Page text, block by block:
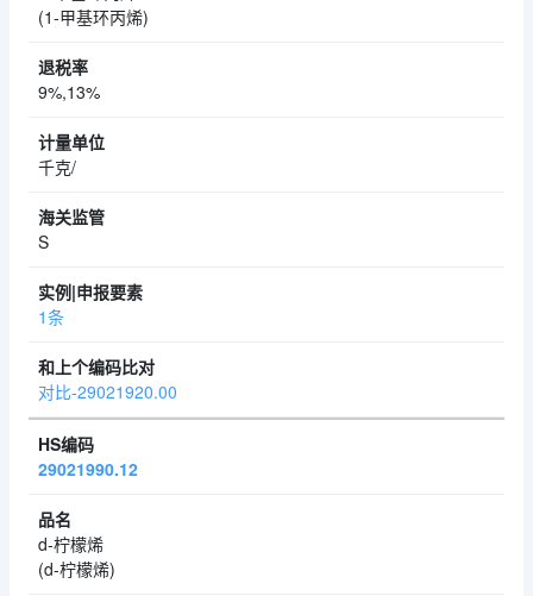
(1-甲基环丙烯)
9%,13%
千克/
S
1条
对比-29021920.00
29021990.12
d-柠檬烯
(d-柠檬烯)